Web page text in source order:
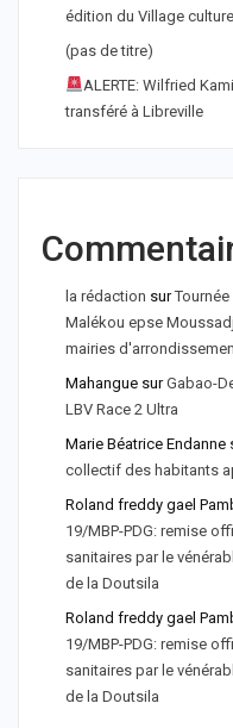
édition du Village
(pas de titre)
ALERTE: Wilfried
transféré à Libreville
la rédaction sur
Malékou epse
mairies
Mahangue surGabao-
LBV Race 2 Ultra
Marie Béatrice Endanne
collectif des habitants
Roland freddy gael
19/MBP-PDG: remise
sanitaires par le
de la Doutsila
Roland freddy gael
19/MBP-PDG: remise
sanitaires par le
de la Doutsila